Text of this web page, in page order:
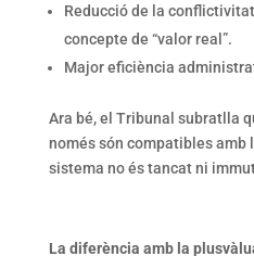
Reducció de la
concepte de “valor real”.
Major eficiència
Ara bé, el Tribunal subratlla
només són compatibles amb
sistema no és tancat ni
La diferència amb la